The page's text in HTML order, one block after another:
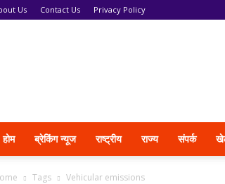
Us Contact Us Privacy Policy
होम ब्रेकिंग न्यूज राष्ट्रीय राज्य संपर्क
Tags Vehicular emissions